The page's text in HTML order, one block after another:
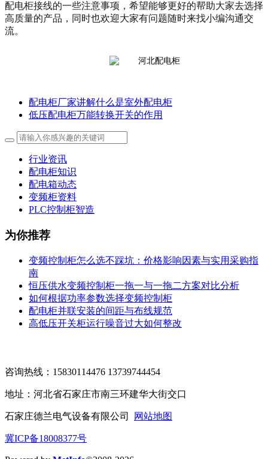
配电柜接线的一些注意事项，希望能够更好的帮助大家去选择
高质量的产品，同时也欢迎大家有问题随时来找小编沟通交
流。
配电柜厂家讲解什么是室外配电柜
低压配电柜万能转换开关的作用
行业资讯
配电柜知识
配电箱动态
变频柜资料
PLC控制柜智造
为你推荐
变频控制柜怎么选不踩坑：价格影响因素与实用采购指
南
恒压供水变频控制柜一拖一与一拖二方案对比分析
如何根据功率参数选择变频控制柜
配电柜并联安装的间距与布线规范
高低压开关柜运行噪音过大如何整改
咨询热线：15830114476 13739744454
地址：河北省石家庄市南三环建华大街交口
石家庄德兰电气设备有限公司 网站地图
冀ICP备18008377号